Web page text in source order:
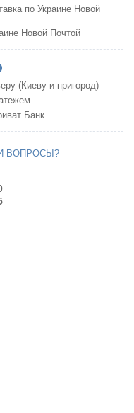
по Украине Новой
Новой Почтой
(Киеву и пригород)
Банк
ВОПРОСЫ?